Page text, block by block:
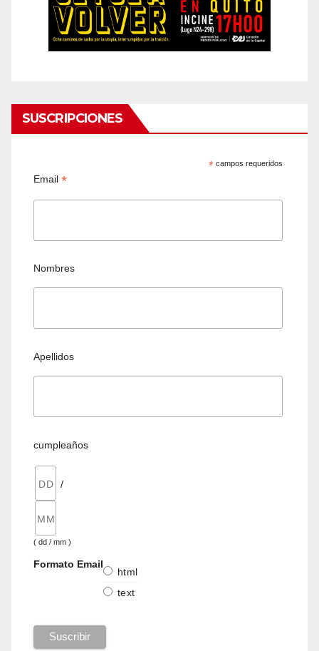
SUSCRIPCIONES
* campos requeridos
Email*
Nombres
Apellidos
cumpleaños
/
( dd / mm )
Formato Email
html
text